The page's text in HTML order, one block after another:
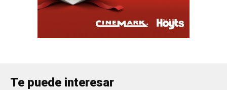
Te puede interesar